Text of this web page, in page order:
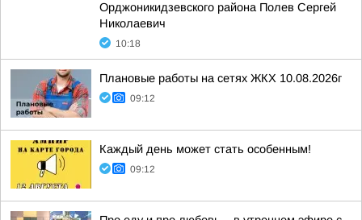
Орджоникидзевского района Полев Сергей
Николаевич
10:18
Плановые работы на сетях ЖКХ 10.08.2026г
09:12
Каждый день может стать особенным!
09:12